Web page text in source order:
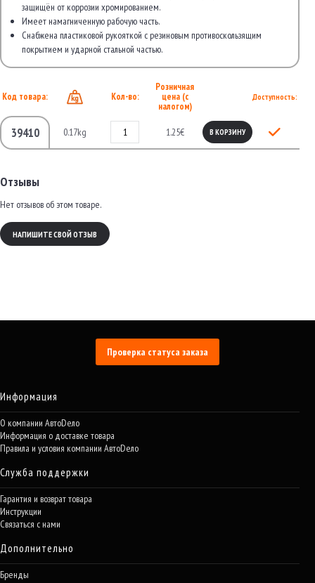
защищён от коррозии хромированием.
Имеет намагниченную рабочую часть.
Снабжена пластиковой рукояткой с резиновым противоскользящим
покрытием и ударной стальной частью.
Код товара: Кол-во:
Розничная
цена (с
налогом)
Доступность:
39410 0.17kg 1.25€ В КОРЗИНУ
Отзывы
Нет отзывов об этом товаре.
НАПИШИТЕ СВОЙ ОТЗЫВ
Проверка статуса заказа
Информация
О компании АвтоDело
Информация о доставке товара
Правила и условия компании АвтоDело
Служба поддержки
Гарантия и возврат товара
Инструкции
Связаться с нами
Дополнительно
Бренды